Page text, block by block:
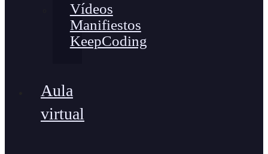
Vídeos
Manifiestos
KeepCoding
Aula
virtual